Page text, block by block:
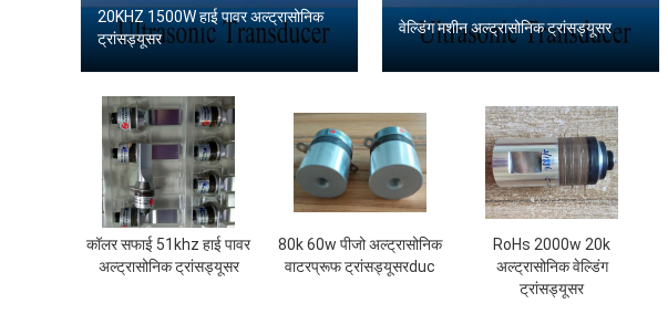
20KHZ 1500W हाई पावर अल्ट्रासोनिक
ट्रांसड्यूसर
वेल्डिंग मशीन अल्ट्रासोनिक ट्रांसड्यूसर
कॉलर सफाई 51khz हाई पावर
अल्ट्रासोनिक ट्रांसड्यूसर
80k 60w पीजो अल्ट्रासोनिक
वाटरप्रूफ ट्रांसड्यूसरduc
RoHs 2000w 20k
अल्ट्रासोनिक वेल्डिंग
ट्रांसड्यूसर